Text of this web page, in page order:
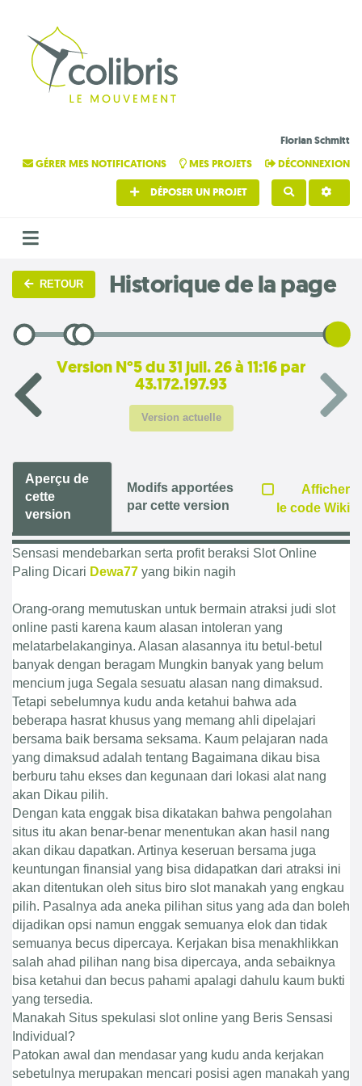
Florian Schmitt
GÉRER MES NOTIFICATIONS
MES PROJETS DÉCONNEXION
DÉPOSER UN PROJET
RETOUR Historique de la page
Version N°5 du 31 juil. 26 à 11:16 par
43.172.197.93
Version actuelle
Aperçu de
cette
version
Modifs apportées
par cette version
Afficher
le code Wiki